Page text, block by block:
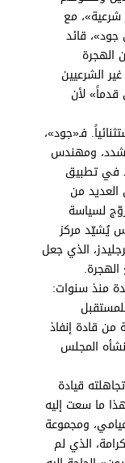
شرعية»، مع
جود»، قائد
الهجرة
الشرعيين
لأن
فـ«جود»،
متشدد، ومهندس
في تطبيق
من
لسياسة
يُشيّد مركز
الذي جعل
منذ سنوات:
قادة إنفاذ
المجلس
قيادة
ما سعت إليه
ميامي، ومجموعة
الذي لم